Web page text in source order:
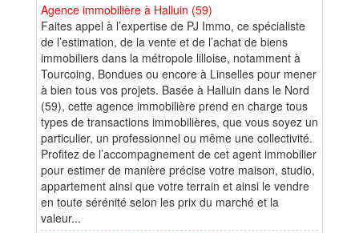
Agence immobilière à Halluin (59)
Faites appel à l’expertise de PJ Immo, ce spécialiste
de l’estimation, de la vente et de l’achat de biens
immobiliers dans la métropole lilloise, notamment à
Tourcoing, Bondues ou encore à Linselles pour mener
à bien tous vos projets. Basée à Halluin dans le Nord
(59), cette agence immobilière prend en charge tous
types de transactions immobilières, que vous soyez un
particulier, un professionnel ou même une collectivité.
Profitez de l’accompagnement de cet agent immobilier
pour estimer de manière précise votre maison, studio,
appartement ainsi que votre terrain et ainsi le vendre
en toute sérénité selon les prix du marché et la
valeur...